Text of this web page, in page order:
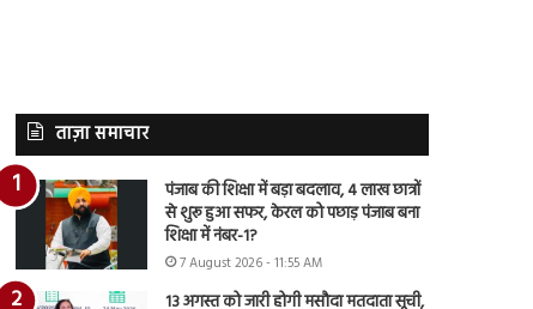
ताज़ा समाचार
पंजाब की शिक्षा में बड़ा बदलाव, 4 लाख छात्रों
से शुरू हुआ सफर, केरल को पछाड़ पंजाब बना
शिक्षा में नंबर-1?
7 August 2026 - 11:55 AM
13 अगस्त को जारी होगी मसौदा मतदाता सूची,